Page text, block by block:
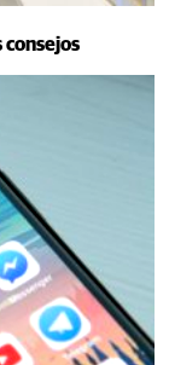
consejos